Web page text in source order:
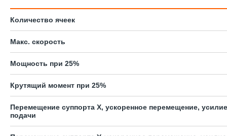
Количество ячеек
Макс. скорость
Мощность при 25%
Крутящий момент при 25%
Перемещение суппорта X, ускоренное перемещение, усилие
подачи